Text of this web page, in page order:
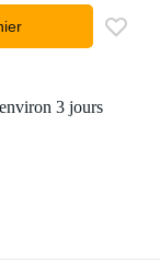
3 jours